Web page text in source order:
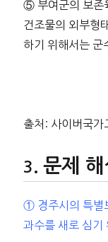
⑤ 부여군의 보존
건조물의 외부형
하기 위해서는 군
출처: 사이버국가
문제 해
① 경주시의 특별
과수를 새로 심기